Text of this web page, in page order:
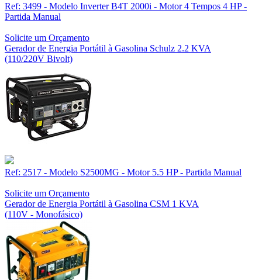
Ref: 3499 - Modelo Inverter B4T 2000i - Motor 4 Tempos 4 HP -
Partida Manual
Solicite um Orçamento
Gerador de Energia Portátil à Gasolina Schulz 2.2 KVA
(110/220V Bivolt)
Ref: 2517 - Modelo S2500MG - Motor 5.5 HP - Partida Manual
Solicite um Orçamento
Gerador de Energia Portátil à Gasolina CSM 1 KVA
(110V - Monofásico)